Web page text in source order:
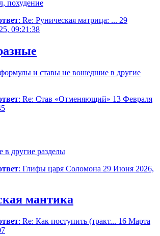
похудение
: Re: Руническая матрица: ... 29
09:21:38
и ставы не вошедшие в другие
: Re: Став «Отменяющий» 13 Февраля
другие разделы
: Глифы царя Соломона 29 Июня 2026,
мантика
: Re: Как поступить (тракт... 16 Марта